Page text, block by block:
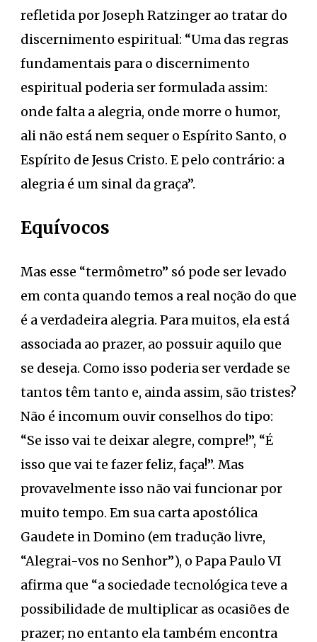
refletida por Joseph Ratzinger ao tratar do
discernimento espiritual: “Uma das regras
fundamentais para o discernimento
espiritual poderia ser formulada assim:
onde falta a alegria, onde morre o humor,
ali não está nem sequer o Espírito Santo, o
Espírito de Jesus Cristo. E pelo contrário: a
alegria é um sinal da graça”.
Equívocos
Mas esse “termômetro” só pode ser levado
em conta quando temos a real noção do que
é a verdadeira alegria. Para muitos, ela está
associada ao prazer, ao possuir aquilo que
se deseja. Como isso poderia ser verdade se
tantos têm tanto e, ainda assim, são tristes?
Não é incomum ouvir conselhos do tipo:
“Se isso vai te deixar alegre, compre!”, “É
isso que vai te fazer feliz, faça!”. Mas
provavelmente isso não vai funcionar por
muito tempo. Em sua carta apostólica
Gaudete in Domino (em tradução livre,
“Alegrai-vos no Senhor”), o Papa Paulo VI
afirma que “a sociedade tecnológica teve a
possibilidade de multiplicar as ocasiões de
prazer; no entanto ela também encontra